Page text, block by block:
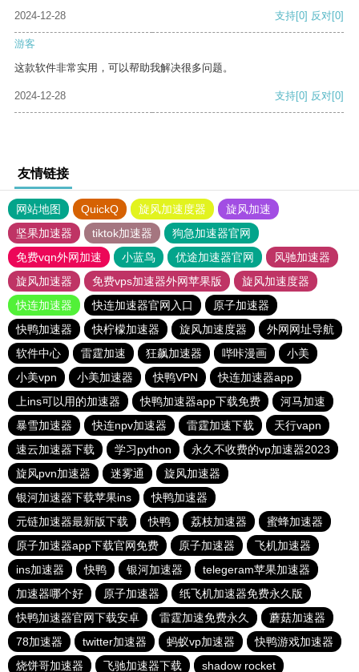
2024-12-28 支持[0] 反对[0]
游客
这款软件非常实用，可以帮助我解决很多问题。
2024-12-28 支持[0] 反对[0]
友情链接
网站地图 QuickQ 旋风加速度器
旋风加速
坚果加速器
tiktok加速器
狗急加速器官网
免费vqn外网加速
小蓝鸟 优途加速器官网
风驰加速器
旋风加速器
免费vps加速器外网苹果版
旋风加速度器
快连加速器
快连加速器官网入口
原子加速器
快鸭加速器
快柠檬加速器 旋风加速度器
外网网址导航
软件中心
雷霆加速 狂飙加速器 哔咔漫画
小美
小美vpn
小美加速器 快鸭VPN
快连加速器app
上ins可以用的加速器
快鸭加速器app下载免费
河马加速
暴雪加速器
快连npv加速器 雷霆加速下载
天行vapn
速云加速器下载
学习python
永久不收费的vp加速器2023
旋风pvn加速器
迷雾通
旋风加速器
银河加速器下载苹果ins
快鸭加速器
元链加速器最新版下载
快鸭 荔枝加速器
蜜蜂加速器
原子加速器app下载官网免费
原子加速器
飞机加速器
ins加速器
快鸭 银河加速器
telegeram苹果加速器
加速器哪个好
原子加速器
纸飞机加速器免费永久版
快鸭加速器官网下载安卓
雷霆加速免费永久
蘑菇加速器
78加速器
twitter加速器 蚂蚁vp加速器
快鸭游戏加速器
烧饼哥加速器
飞驰加速器下载 shadow rocket